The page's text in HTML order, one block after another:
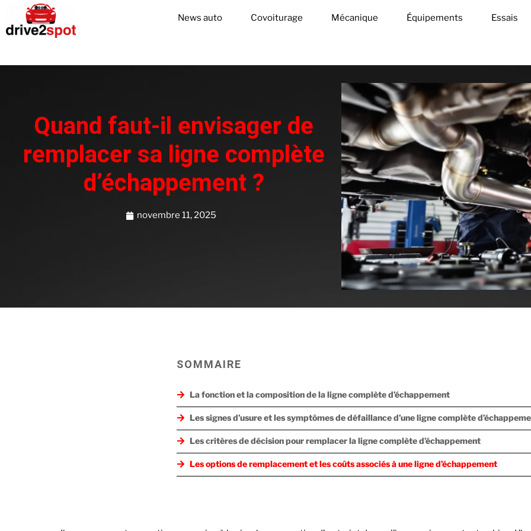
News auto Covoiturage Mécanique Équipements Essais
Quand faut-il envisager de
remplacer sa ligne complète
d’échappement ?
novembre 11, 2025
SOMMAIRE
La fonction et la composition de la ligne complète d’échappement
Les signes d’usure et les symptômes de défaillance d’une ligne complète
Les critères de décision pour remplacer la ligne complète d’échappement
Les options de remplacement et les coûts associés à une ligne d’échappement